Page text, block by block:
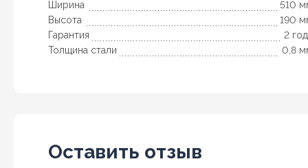
Ширина
510
Высота
190
Гарантия
2
Толщина стали
0,8
Оставить отзыв